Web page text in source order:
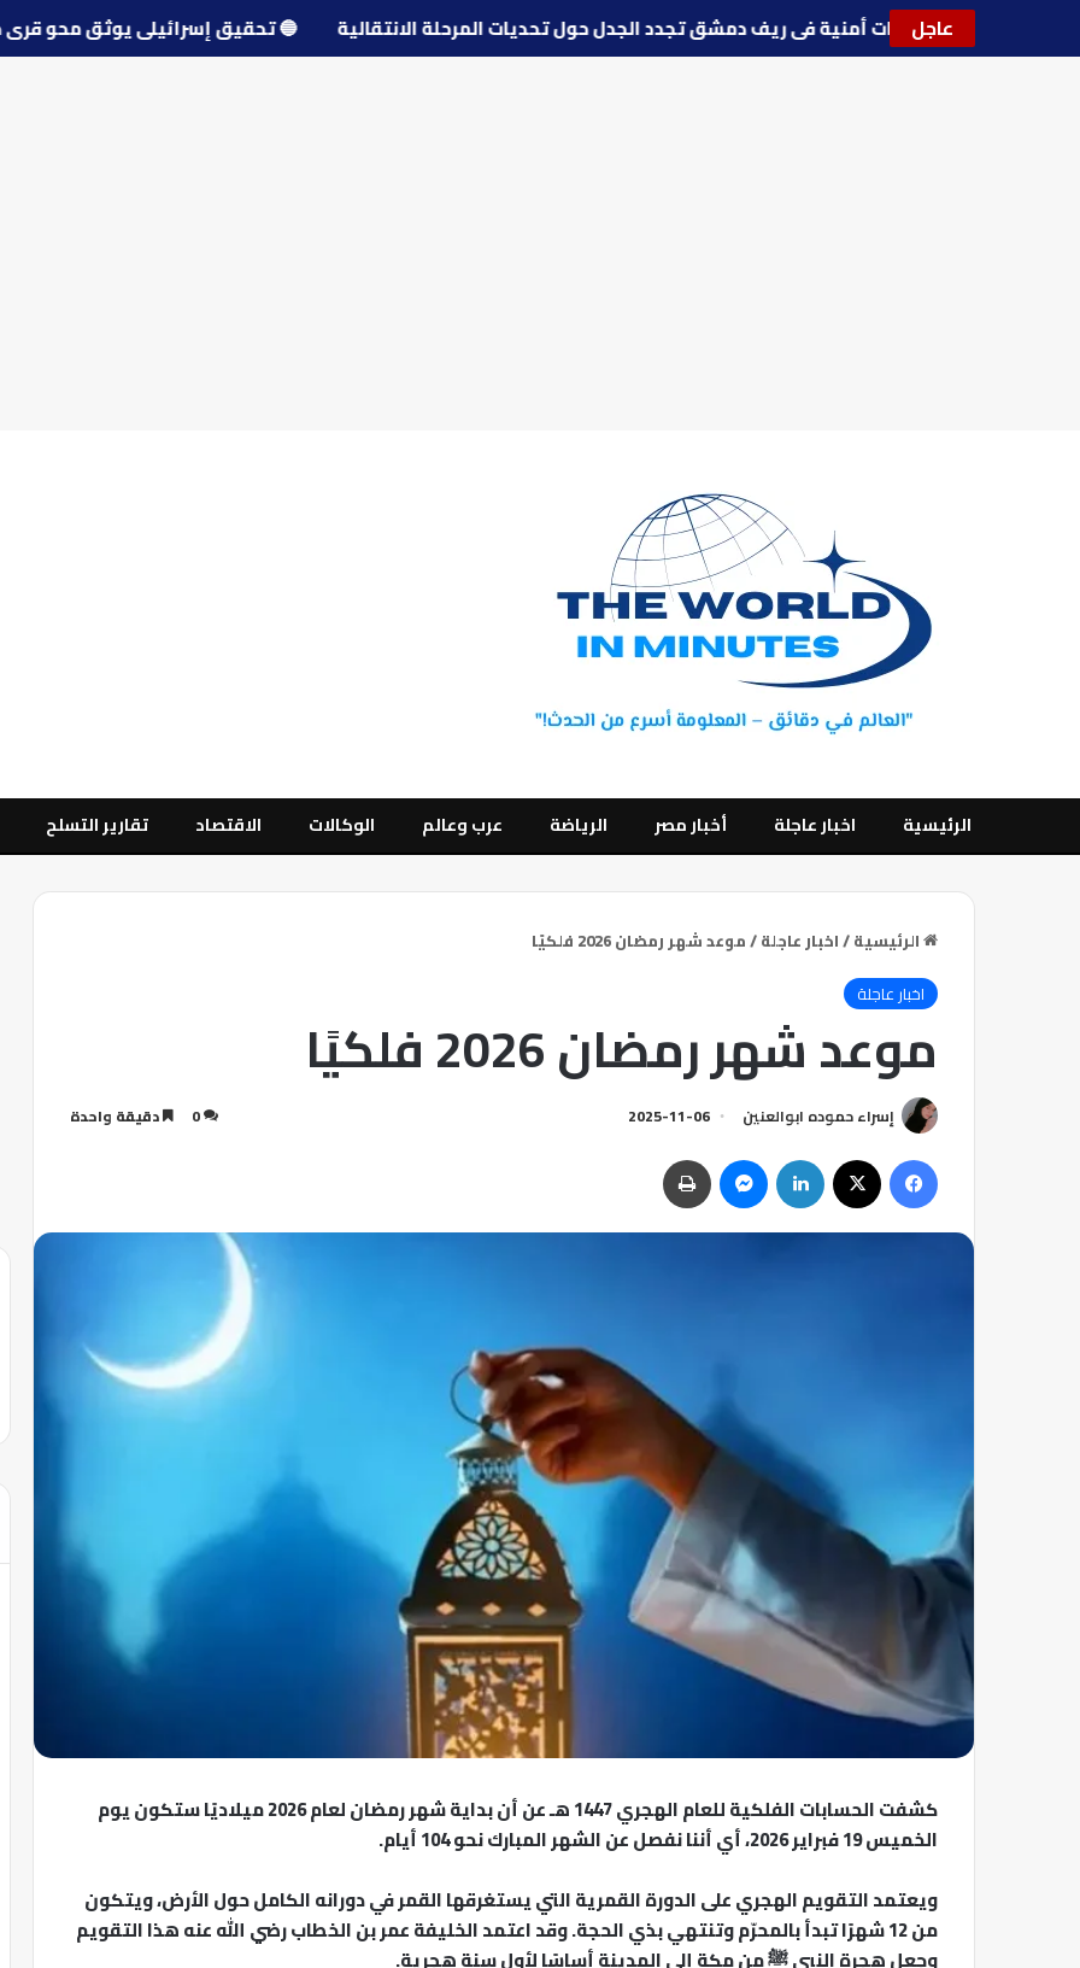
عاجل 🔵توترات أمنية في ريف دمشق تجدد الجدل حول تحديات المرحلة الانتقالية 🔵تحقيق إسرائيلي يوثق
الرئيسية اخبار عاجلة أخبار مصر الرياضة عرب وعالم الوكالات الاقتصاد تقارير التسلح
الرئيسية/اخبار عاجلة/موعد شهر رمضان 2026 فلكيًا
اخبار عاجلة
موعد شهر رمضان 2026 فلكيًا
إسراء حموده ابوالعنين 2025-11-06
0 دقيقة واحدة
كشفت الحسابات الفلكية للعام الهجري 1447 هـ عن أن بداية شهر رمضان لعام 2026 ميلاديًا ستكون يوم
الخميس 19 فبراير 2026، أي أننا نفصل عن الشهر المبارك نحو 104 أيام.
ويعتمد التقويم الهجري على الدورة القمرية التي يستغرقها القمر في دورانه الكامل حول الأرض، ويتكون
من 12 شهرًا تبدأ بالمحرّم وتنتهي بذي الحجة. وقد اعتمد الخليفة عمر بن الخطاب رضي الله عنه هذا التقويم
وجعل هجرة النبي ﷺ من مكة إلى المدينة أساسًا لأول سنة هجرية.